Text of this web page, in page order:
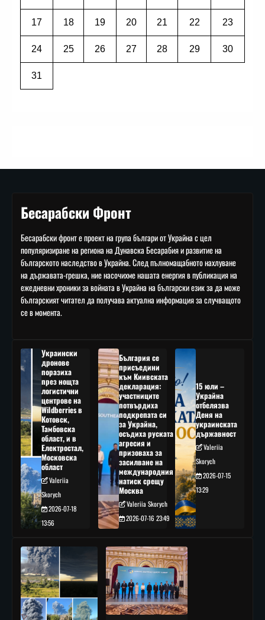
17 18 19 20 21 22 23
24 25 26 27 28 29 30
31
Бесарабски Фронт
Бесарабски фронт е проект на група българи от Украйна с цел
популяризиране на региона на Дунавска Бесарабия и развитие на
българското наследство в Украйна. След пълномащабното нахлуване
на държавата-грешка, ние насочихме нашата енергия в публикация на
ежедневни хроники за войната в Украйна на български език за да може
българският читател да получава актуална информация за случващото
се в момента.
Украински
дронове
поразиха
през нощта
логистични
центрове на
Wildberries в
Котовск,
Тамбовска
област, и в
Електростал,
Московска
област
Valeriia
Skorych
2026-07-18
13:56
България се
присъедини
към Киивската
декларация:
участниците
потвърдиха
подкрепата си
за Украйна,
осъдиха руската
агресия и
призоваха за
засилване на
международния
натиск срещу
Москва
Valeriia Skorych
2026-07-16 23:49
15 юли –
Украйна
отбелязва
Деня на
украинската
държавност
Valeriia
Skorych
2026-07-15
13:29